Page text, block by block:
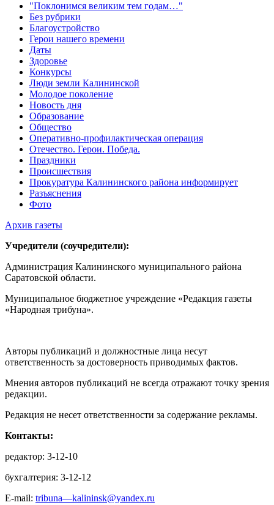
"Поклонимся великим тем годам…"
Без рубрики
Благоустройство
Герои нашего времени
Даты
Здоровье
Конкурсы
Люди земли Калининской
Молодое поколение
Новость дня
Образование
Общество
Оперативно-профилактическая операция
Отечество. Герои. Победа.
Праздники
Происшествия
Прокуратура Калининского района информирует
Разъяснения
Фото
Архив газеты
Учредители (соучредители):
Администрация Калининского муниципального района
Саратовской области.
Муниципальное бюджетное учреждение «Редакция газеты
«Народная трибуна».
Авторы публикаций и должностные лица несут
ответственность за достоверность приводимых фактов.
Мнения авторов публикаций не всегда отражают точку зрения
редакции.
Редакция не несет ответственности за содержание рекламы.
Контакты:
редактор: 3-12-10
бухгалтерия: 3-12-12
E-mail: tribuna—kalininsk@yandex.ru